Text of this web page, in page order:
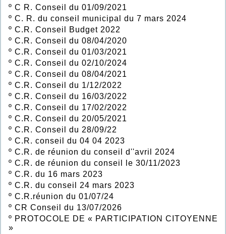
º C R. Conseil du 01/09/2021
º C. R. du conseil municipal du 7 mars 2024
º C.R. Conseil Budget 2022
º C.R. Conseil du 08/04/2020
º C.R. Conseil du 01/03/2021
º C.R. Conseil du 02/10/2024
º C.R. Conseil du 08/04/2021
º C.R. Conseil du 1/12/2022
º C.R. Conseil du 16/03/2022
º C.R. Conseil du 17/02/2022
º C.R. Conseil du 20/05/2021
º C.R. Conseil du 28/09/22
º C.R. conseil du 04 04 2023
º C.R. de réunion du conseil d''avril 2024
º C.R. de réunion du conseil le 30/11/2023
º C.R. du 16 mars 2023
º C.R. du conseil 24 mars 2023
º C.R.réunion du 01/07/24
º CR Conseil du 13/07/2026
º PROTOCOLE DE « PARTICIPATION CITOYENNE
»